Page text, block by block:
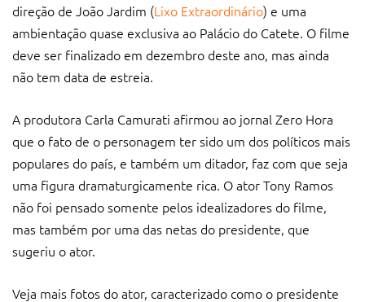
direção de João Jardim (Lixo Extraordinário) e uma
ambientação quase exclusiva ao Palácio do Catete. O filme
deve ser finalizado em dezembro deste ano, mas ainda
não tem data de estreia.
A produtora Carla Camurati afirmou ao jornal Zero Hora
que o fato de o personagem ter sido um dos políticos mais
populares do país, e também um ditador, faz com que seja
uma figura dramaturgicamente rica. O ator Tony Ramos
não foi pensado somente pelos idealizadores do filme,
mas também por uma das netas do presidente, que
sugeriu o ator.
Veja mais fotos do ator, caracterizado como o presidente